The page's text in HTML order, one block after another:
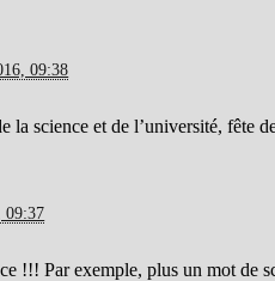
09:38
la science et de l’université, fête
09:37
!!! Par exemple, plus un mot de